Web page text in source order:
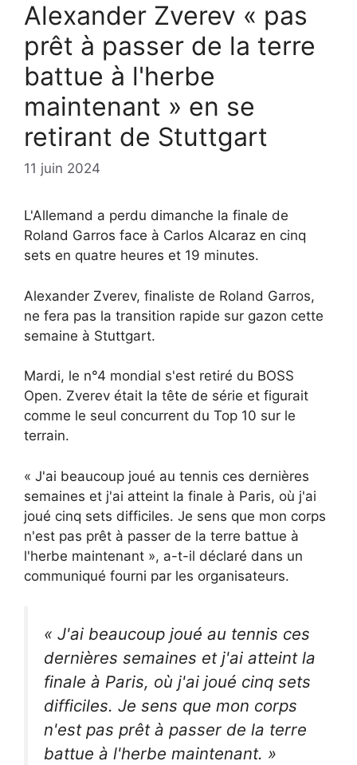
Alexander Zverev « pas
prêt à passer de la terre
battue à l'herbe
maintenant » en se
retirant de Stuttgart
11 juin 2024
L'Allemand a perdu dimanche la finale de
Roland Garros face à Carlos Alcaraz en cinq
sets en quatre heures et 19 minutes.
Alexander Zverev, finaliste de Roland Garros,
ne fera pas la transition rapide sur gazon cette
semaine à Stuttgart.
Mardi, le n°4 mondial s'est retiré du BOSS
Open. Zverev était la tête de série et figurait
comme le seul concurrent du Top 10 sur le
terrain.
« J'ai beaucoup joué au tennis ces dernières
semaines et j'ai atteint la finale à Paris, où j'ai
joué cinq sets difficiles. Je sens que mon corps
n'est pas prêt à passer de la terre battue à
l'herbe maintenant », a-t-il déclaré dans un
communiqué fourni par les organisateurs.
« J'ai beaucoup joué au tennis ces
dernières semaines et j'ai atteint la
finale à Paris, où j'ai joué cinq sets
difficiles. Je sens que mon corps
n'est pas prêt à passer de la terre
battue à l'herbe maintenant. »